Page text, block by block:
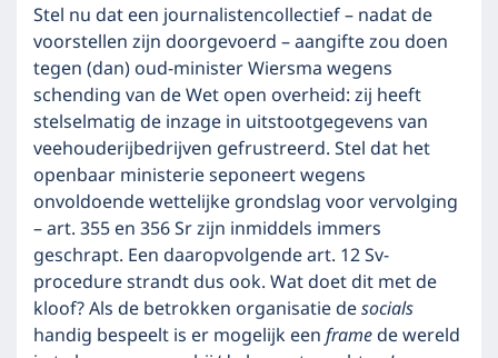
Stel nu dat een journalistencollectief – nadat de
voorstellen zijn doorgevoerd – aangifte zou doen
tegen (dan) oud-minister Wiersma wegens
schending van de Wet open overheid: zij heeft
stelselmatig de inzage in uitstootgegevens van
veehouderijbedrijven gefrustreerd. Stel dat het
openbaar ministerie seponeert wegens
onvoldoende wettelijke grondslag voor vervolging
– art. 355 en 356 Sr zijn inmiddels immers
geschrapt. Een daaropvolgende art. 12 Sv-
procedure strandt dus ook. Wat doet dit met de
kloof? Als de betrokken organisatie desocials
handig bespeelt is er mogelijk eenframede wereld